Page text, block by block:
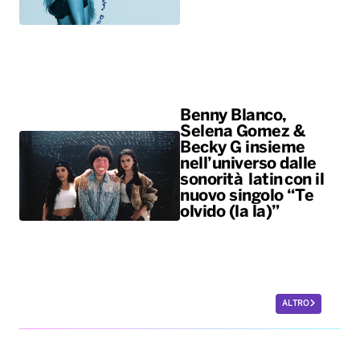
Benny Blanco,
Selena Gomez &
Becky G insieme
nell’universo dalle
sonorità latin con il
nuovo singolo “Te
olvido (la la)”
ALTRO